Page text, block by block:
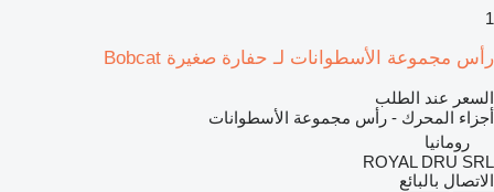
1
رأس مجموعة الأسطوانات لـ حفارة صغيرة Bobcat
السعر عند الطلب
أجزاء المحرك - رأس مجموعة الأسطوانات
رومانيا
ROYAL DRU SRL
الاتصال بالبائع